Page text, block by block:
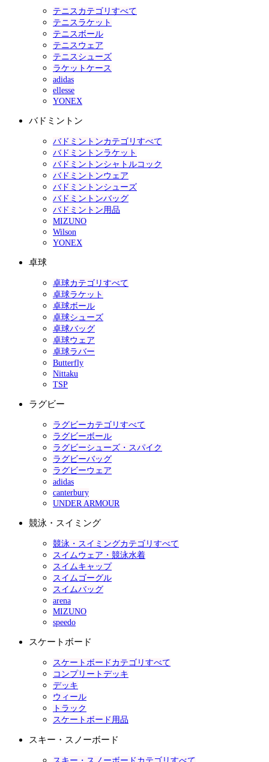
テニスカテゴリすべて
テニスラケット
テニスボール
テニスウェア
テニスシューズ
ラケットケース
adidas
ellesse
YONEX
バドミントン
バドミントンカテゴリすべて
バドミントンラケット
バドミントンシャトルコック
バドミントンウェア
バドミントンシューズ
バドミントンバッグ
バドミントン用品
MIZUNO
Wilson
YONEX
卓球
卓球カテゴリすべて
卓球ラケット
卓球ボール
卓球シューズ
卓球バッグ
卓球ウェア
卓球ラバー
Butterfly
Nittaku
TSP
ラグビー
ラグビーカテゴリすべて
ラグビーボール
ラグビーシューズ・スパイク
ラグビーバッグ
ラグビーウェア
adidas
canterbury
UNDER ARMOUR
競泳・スイミング
競泳・スイミングカテゴリすべて
スイムウェア・競泳水着
スイムキャップ
スイムゴーグル
スイムバッグ
arena
MIZUNO
speedo
スケートボード
スケートボードカテゴリすべて
コンプリートデッキ
デッキ
ウィール
トラック
スケートボード用品
スキー・スノーボード